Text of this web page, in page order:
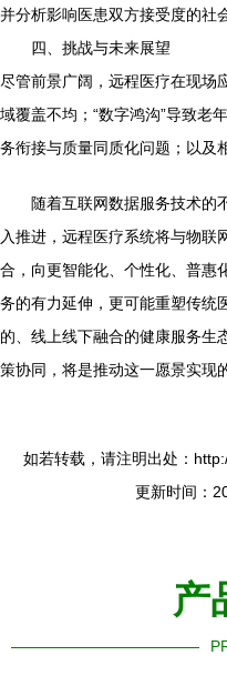
并分析影响医患双方接受度的社
四、挑战与未来展望
尽管前景广阔，远程医疗在现场
域覆盖不均；“数字鸿沟”导致老
务衔接与质量同质化问题；以及
随着互联网数据服务技术的
入推进，远程医疗系统将与物联
合，向更智能化、个性化、普惠
务的有力延伸，更可能重塑传统
的、线上线下融合的健康服务生
策协同，将是推动这一愿景实现
如若转载，请注明出处：
更新时间：
产